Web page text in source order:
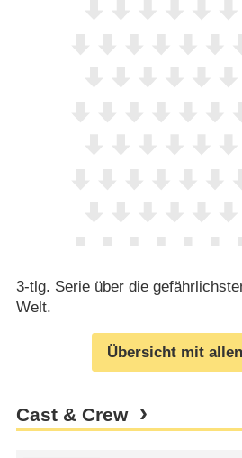
3-tlg. Serie über die
Welt.
Übersicht mit
Cast & Crew